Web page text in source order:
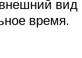
вид
время.